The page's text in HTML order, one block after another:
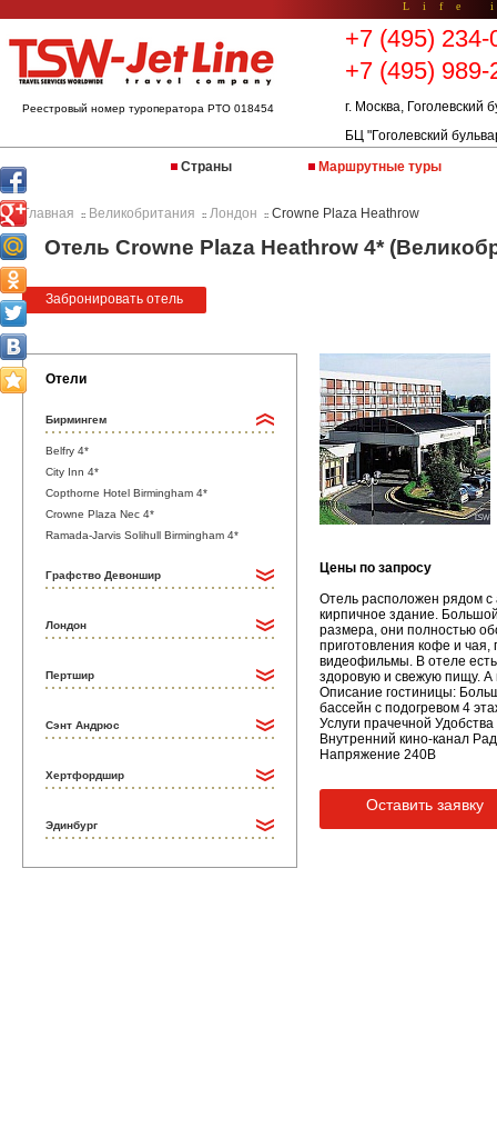
Life
Реестровый номер туроператора РТО 018454
+7 (495) 234-
+7 (495) 989-
г. Москва, Гоголевский
БЦ "Гоголевский
Страны
Маршрутные туры
Главная :: Великобритания :: Лондон :: Crowne Plaza Heathrow
Отель Crowne Plaza Heathrow 4*
Забронировать отель
Отели
Бирмингем
Belfry 4*
City Inn 4*
Copthorne Hotel Birmingham 4*
Crowne Plaza Nec 4*
Ramada-Jarvis Solihull Birmingham 4*
Графство Девоншир
Лондон
Пертшир
Сэнт Андрюс
Хертфордшир
Эдинбург
Цены по запросу
Отель расположен рядом с
кирпичное здание.
размера, они полностью
приготовления кофе и
видеофильмы. В отеле
здоровую и свежую пищу.
Описание гостиницы:
бассейн с подогревом 4
Услуги прачечной
Внутренний кино-канал
Напряжение 240В
Оставить заявку